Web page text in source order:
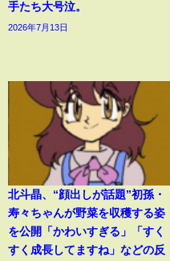
手たち大号泣。
2026年7月13日
北斗晶、“顔出しが話題”初孫・
寿々ちゃんが野菜を収穫する姿
を公開「かわいすぎる」「すく
すく成長してますね」などの反